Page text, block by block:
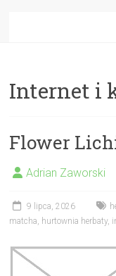
Internet i
Flower
Adrian Zaworski
9 lipca, 2026
matcha, hurtownia herbaty,